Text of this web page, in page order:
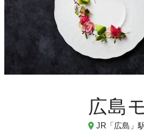
広島
JR「広島」